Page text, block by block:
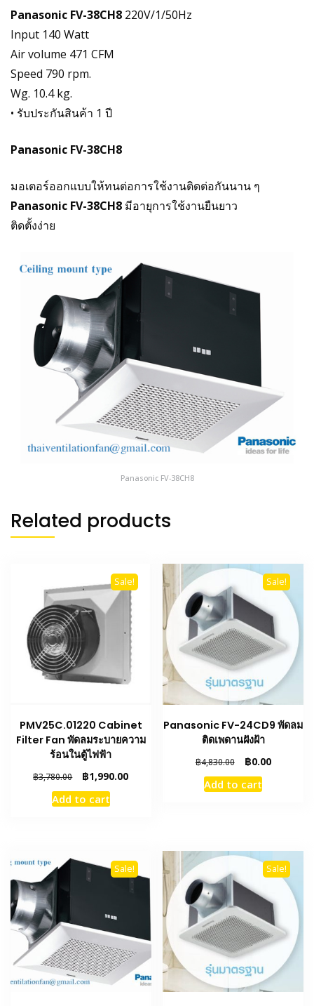
Panasonic FV-38CH8 220V/1/50Hz
Input 140 Watt
Air volume 471 CFM
Speed 790 rpm.
Wg. 10.4 kg.
• รับประกันสินค้า 1 ปี
Panasonic FV-38CH8
มอเตอร์ออกแบบให้ทนต่อการใช้งานติดต่อกันนาน ๆ
Panasonic FV-38CH8 มีอายุการใช้งานยืนยาว
ติดตั้งง่าย
Panasonic FV-38CH8
Related products
Sale!
PMV25C.01220 Cabinet
Filter Fan พัดลมระบายความ
ร้อนในตู้ไฟฟ้า
฿3,780.00
Original
price
was:
฿1,990.00Current
Add to cart
Sale!
Panasonic FV-24CD9 พัดลม
ติดเพดานฝังฝ้า
฿4,830.00
Original
price
was:
฿0.00Current
Add to cart
Sale! Sale!